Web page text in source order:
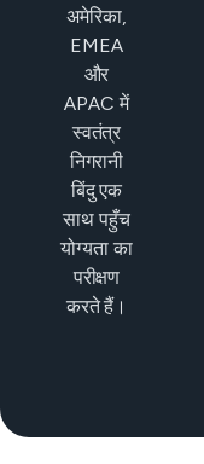
अमेरिका,
EMEA
और
APAC में
स्वतंत्र
निगरानी
बिंदु एक
साथ पहुँच
योग्यता का
परीक्षण
करते हैं।